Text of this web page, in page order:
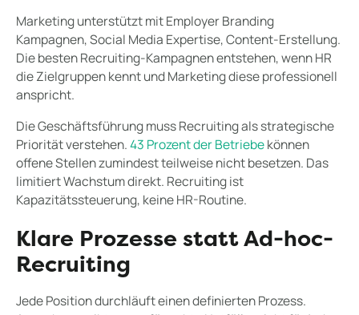
Marketing unterstützt mit Employer Branding
Kampagnen, Social Media Expertise, Content-Erstellung.
Die besten Recruiting-Kampagnen entstehen, wenn HR
die Zielgruppen kennt und Marketing diese professionell
anspricht.
Die Geschäftsführung muss Recruiting als strategische
Priorität verstehen.43 Prozent der Betriebekönnen
offene Stellen zumindest teilweise nicht besetzen. Das
limitiert Wachstum direkt. Recruiting ist
Kapazitätssteuerung, keine HR-Routine.
Klare Prozesse statt Ad-hoc-
Recruiting
Jede Position durchläuft einen definierten Prozess.